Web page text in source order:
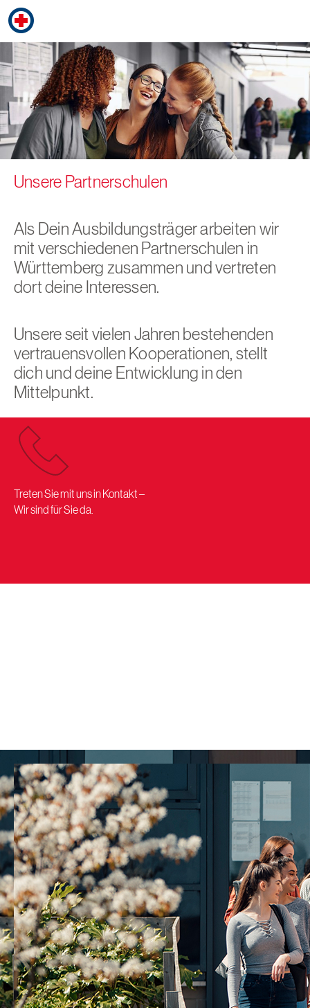
Unsere Partnerschulen
Als Dein Ausbildungsträger arbeiten wir
mit verschiedenen Partnerschulen in
Württemberg zusammen und vertreten
dort deine Interessen.
Unsere seit vielen Jahren bestehenden
vertrauensvollen Kooperationen, stellt
dich und deine Entwicklung in den
Mittelpunkt.
Treten Sie mit uns in Kontakt –
Wir sind für Sie da.